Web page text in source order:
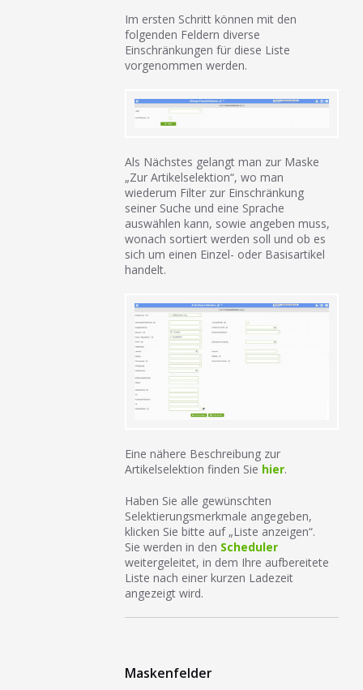
Im ersten Schritt können mit den
folgenden Feldern diverse
Einschränkungen für diese Liste
vorgenommen werden.
Als Nächstes gelangt man zur Maske
„Zur Artikelselektion“, wo man
wiederum Filter zur Einschränkung
seiner Suche und eine Sprache
auswählen kann, sowie angeben muss,
wonach sortiert werden soll und ob es
sich um einen Einzel- oder Basisartikel
handelt.
Eine nähere Beschreibung zur
Artikelselektion finden Sie hier.
Haben Sie alle gewünschten
Selektierungsmerkmale angegeben,
klicken Sie bitte auf „Liste anzeigen“.
Sie werden in den Scheduler
weitergeleitet, in dem Ihre aufbereitete
Liste nach einer kurzen Ladezeit
angezeigt wird.
Maskenfelder